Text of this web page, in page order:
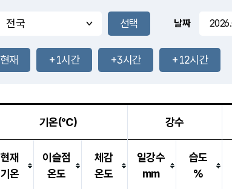
-mm
-mm
30.7
℃
31.3℃
1.7m/s
-mm
-mm
날짜
현재 +1시간 +3시간 +12시간
기온(℃) 강수
현재
기온
이슬점
온도
체감
온도
일강수
mm
습도
%